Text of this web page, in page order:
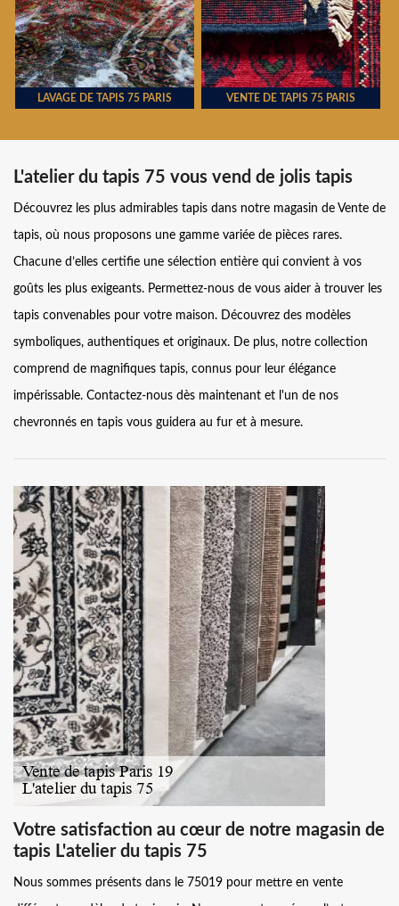
LAVAGE DE TAPIS 75 PARIS VENTE DE TAPIS 75 PARIS
L'atelier du tapis 75 vous vend de jolis tapis
Découvrez les plus admirables tapis dans notre magasin de Vente de
tapis, où nous proposons une gamme variée de pièces rares.
Chacune d’elles certifie une sélection entière qui convient à vos
goûts les plus exigeants. Permettez-nous de vous aider à trouver les
tapis convenables pour votre maison. Découvrez des modèles
symboliques, authentiques et originaux. De plus, notre collection
comprend de magnifiques tapis, connus pour leur élégance
impérissable. Contactez-nous dès maintenant et l'un de nos
chevronnés en tapis vous guidera au fur et à mesure.
Votre satisfaction au cœur de notre magasin de
tapis L'atelier du tapis 75
Nous sommes présents dans le 75019 pour mettre en vente